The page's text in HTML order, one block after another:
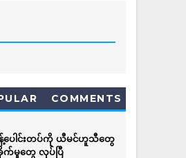
COMMENTS
ပေါင်းတပ်ကို ယီမင်ဟူသီတွေ
မှုတွေ လုပ်ပြီ